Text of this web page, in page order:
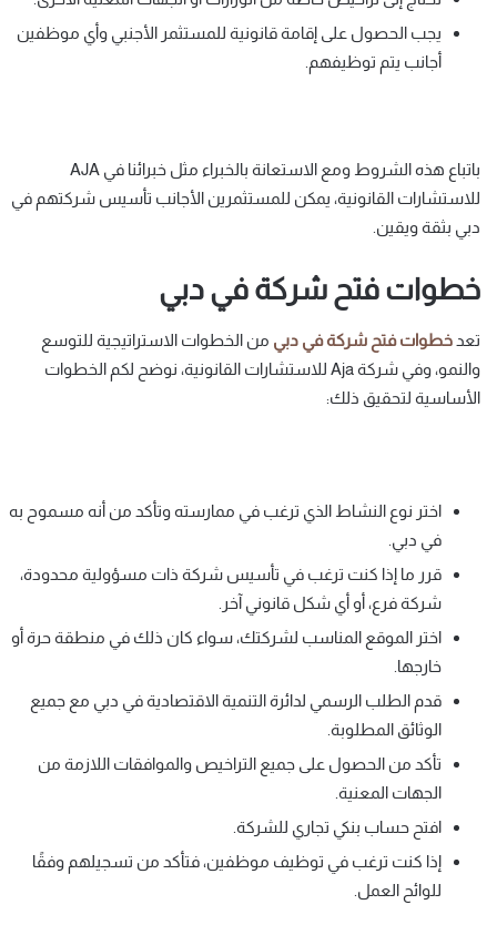
يجب الحصول على إقامة قانونية للمستثمر الأجنبي وأي موظفين
أجانب يتم توظيفهم.
باتباع هذه الشروط ومع الاستعانة بالخبراء مثل خبرائنا في AJA
للاستشارات القانونية، يمكن للمستثمرين الأجانب تأسيس شركتهم في
دبي بثقة ويقين.
خطوات فتح شركة في دبي
تعد خطوات فتح شركة في دبي من الخطوات الاستراتيجية للتوسع
والنمو، وفي شركة Aja للاستشارات القانونية، نوضح لكم الخطوات
الأساسية لتحقيق ذلك:
اختر نوع النشاط الذي ترغب في ممارسته وتأكد من أنه مسموح به
في دبي.
قرر ما إذا كنت ترغب في تأسيس شركة ذات مسؤولية محدودة،
شركة فرع، أو أي شكل قانوني آخر.
اختر الموقع المناسب لشركتك، سواء كان ذلك في منطقة حرة أو
خارجها.
قدم الطلب الرسمي لدائرة التنمية الاقتصادية في دبي مع جميع
الوثائق المطلوبة.
تأكد من الحصول على جميع التراخيص والموافقات اللازمة من
الجهات المعنية.
افتح حساب بنكي تجاري للشركة.
إذا كنت ترغب في توظيف موظفين، فتأكد من تسجيلهم وفقًا
للوائح العمل.